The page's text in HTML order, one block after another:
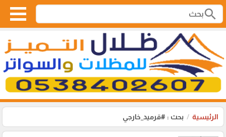
search
الرئيسية بحث : #قرميد_خارجي